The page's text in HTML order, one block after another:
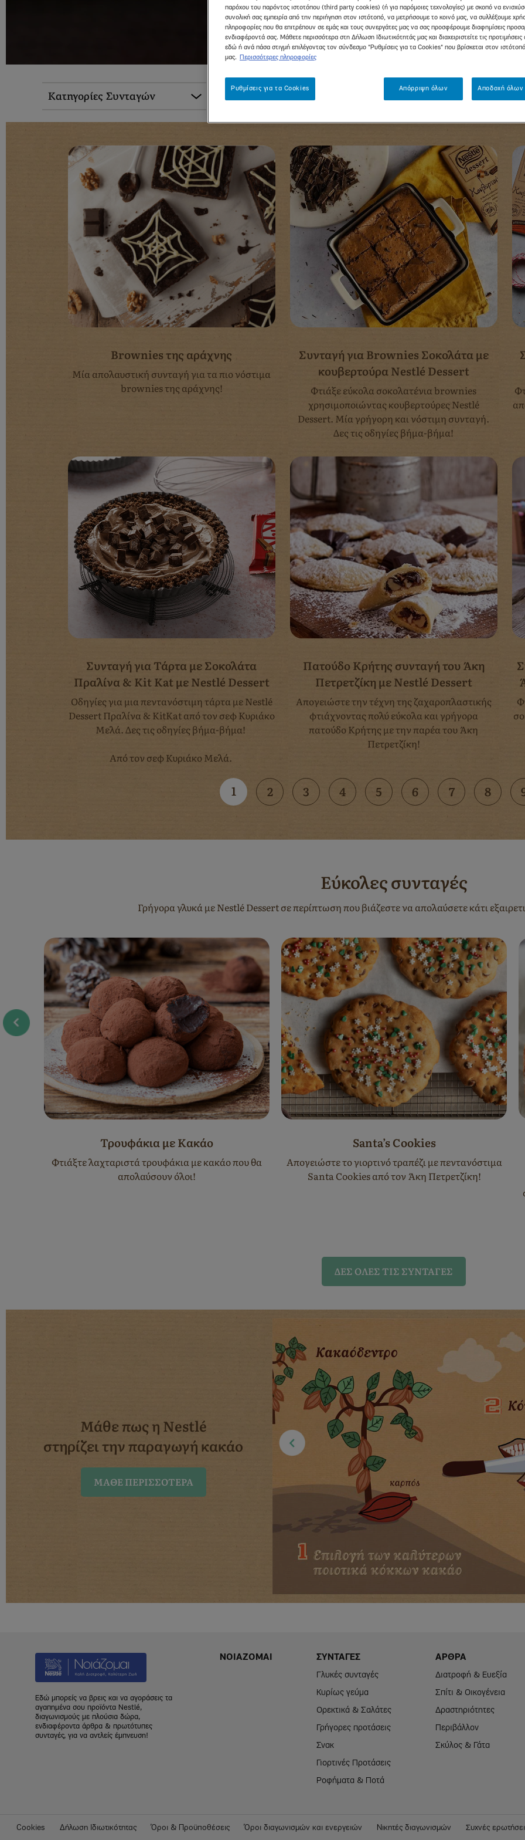
Κατηγορίες Συνταγών
Brownies της αράχνης
Μία απολαυστική συνταγή για τα πιο νόστιμα
brownies της αράχνης!
Συνταγή για Brownies Σοκολάτα με
κουβερτούρα Nestlé Dessert
Φτιάξε εύκολα σοκολατένια brownies
χρησιμοποιώντας κουβερτούρες Nestlé
Dessert. Μία γρήγορη και νόστιμη συνταγή.
Δες τις οδηγίες βήμα-βήμα!
Συνταγή για Τάρτα με Σοκολάτα
Πραλίνα & Kit Kat με Nestlé Dessert
Οδηγίες για μια πεντανόστιμη τάρτα με Nestlé
Dessert Πραλίνα & KitKat από τον σεφ Κυριάκο
Μελά. Δες τις οδηγίες βήμα-βήμα!
Από τον σεφ Κυριάκο Μελά.
Πατούδο Κρήτης συνταγή του Άκη
Πετρετζίκη με Nestlé Dessert
Απογειώστε την τέχνη της ζαχαροπλαστικής
φτιάχνοντας πολύ εύκολα και γρήγορα
πατούδο Κρήτης με την παρέα του Άκη
Πετρετζίκη!
Current
1 Page
2 Page
3 Page
4 Page
5 Page
6 Page
7 Page
8
Εύκολες συνταγές
Γρήγορα γλυκά με Nestlé Dessert σε περίπτωση που βιάζεστε να απολαύσετε κάτι
Τρουφάκια με Κακάο
Φτιάξτε λαχταριστά τρουφάκια με κακάο που θα
απολαύσουν όλοι!
Santa’s Cookies
Απογειώστε το γιορτινό τραπέζι με πεντανόστιμα
Santa Cookies από τον Άκη Πετρετζίκη!
ΔΈΣ ΌΛΕΣ ΤΙΣ ΣΥΝΤΑΓΈΣ
Μάθε πως η Nestlé
στηρίζει την παραγωγή κακάο
ΜΆΘΕ ΠΕΡΙΣΣΌΤΕΡΑ
Εδώ μπορείς να βρεις και να αγοράσεις τα
αγαπημένα σου προϊόντα Nestlé,
διαγωνισμούς με πλούσια δώρα,
ενδιαφέροντα άρθρα & πρωτότυπες
συνταγές, για να αντλείς έμπνευση!
Footer
ΝΟΙΑΖΟΜΑΙ
Footer
Menu
Diatrofi
ΣΥΝΤΑΓΕΣ
Γλυκές συνταγές
Κυρίως γεύμα​
Ορεκτικά & Σαλάτες
Γρήγορες προτάσεις
Σνακ
Γιορτινές Προτάσεις
Ροφήματα & Ποτά
Footer
Menu
Blog
ΑΡΘΡΑ
Διατροφή & Ευεξία
Σπίτι & Οικογένεια
Δραστηριότητες
Περιβάλλον
Σκύλος & Γάτα
Footer
Cookies Δήλωση Ιδιωτικότητας Όροι & Προϋποθέσεις Όροι διαγωνισμών και ενεργειών Νικητές διαγωνισμών Συχνές
παρόχου του παρόντος ιστοτόπου (third party cookies) (ή για παρόμοιες τεχνολογίες) με σκοπό να
συνολική σας εμπειρία από την περιήγηση στον ιστότοπό, να μετρήσουμε το κοινό μας, να συλλέξουμε
πληροφορίες που θα επιτρέπουν σε εμάς και τους συνεργάτες μας να σας προσφέρουμε διαφημίσεις
ενδιαφέροντά σας. Μάθετε περισσότερα στη Δήλωση Ιδιωτικότητάς μας και διαχειριστείτε τις προτιμήσεις
εδώ ή ανά πάσα στιγμή επιλέγοντας τον σύνδεσμο "Ρυθμίσεις για τα Cookies" που βρίσκεται στον ιστότοπό
μας. Περισσότερες πληροφορίες
Απόρριψη όλων Αποδοχή
Ρυθμίσεις για τα Cookies